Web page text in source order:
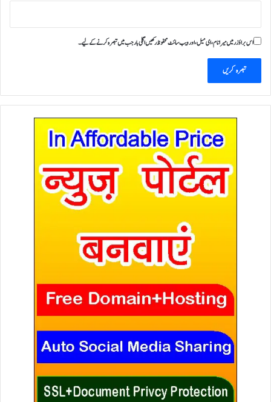
اس براؤزر میں میرا نام، ای میل، اور ویب سائٹ محفوظ رکھیں اگلی بار جب میں تبصرہ کرنے کےلیے۔